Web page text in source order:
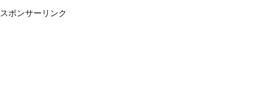
スポンサーリンク